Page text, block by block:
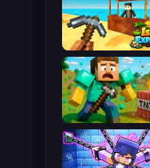
Island Expander